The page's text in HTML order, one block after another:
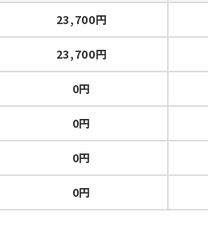
23,700円
23,700円
0円
0円
0円
0円